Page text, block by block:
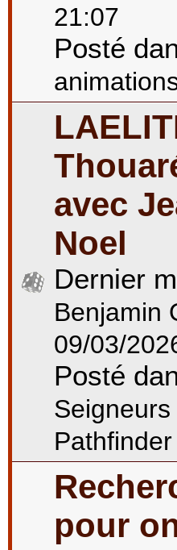
21:07
Posté
avec
Noel
Dernier
Benjamin
09/03/
Posté
Pathfinder
pour